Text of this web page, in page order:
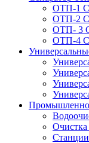
ОТП-1
ОТП-2
ОТП- 3
ОТП-4
Очистка
Станции